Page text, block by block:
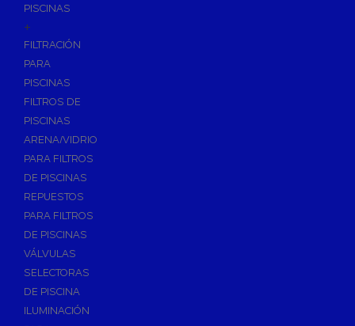
PISCINAS
+
FILTRACIÓN
PARA
PISCINAS
FILTROS DE
PISCINAS
ARENA/VIDRIO
PARA FILTROS
DE PISCINAS
REPUESTOS
PARA FILTROS
DE PISCINAS
VÁLVULAS
SELECTORAS
DE PISCINA
ILUMINACIÓN